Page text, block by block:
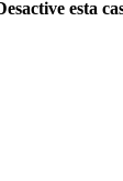
esta